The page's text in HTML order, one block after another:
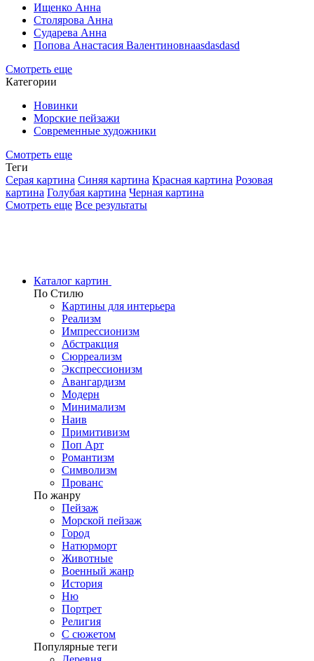
Ищенко Анна
Столярова Анна
Сударева Анна
Попова Анастасия Валентиновнаasdasdasd
Смотреть еще
Категории
Новинки
Морские пейзажи
Современные художники
Смотреть еще
Теги
Серая картина Синяя картина Красная картина Розовая
картина Голубая картина Черная картина
Смотреть еще Все результаты
Каталог картин
По Стилю
Картины для интерьера
Реализм
Импрессионизм
Абстракция
Сюрреализм
Экспрессионизм
Авангардизм
Модерн
Минимализм
Наив
Примитивизм
Поп Арт
Романтизм
Символизм
Прованс
По жанру
Пейзаж
Морской пейзаж
Город
Натюрморт
Животные
Военный жанр
История
Ню
Портрет
Религия
С сюжетом
Популярные теги